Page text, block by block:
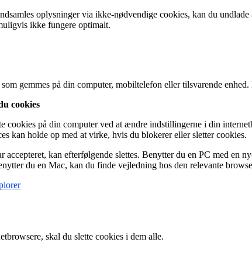
oplysninger via ikke-nødvendige cookies, kan du
ikke fungere optimalt.
gemmes på din computer, mobiltelefon eller tilsvarende
cookies
cookies på din computer ved at ændre indstillingerne i din
kan holde op med at virke, hvis du blokerer eller sletter cookies.
accepteret, kan efterfølgende slettes. Benytter du en PC med
du en Mac, kan du finde vejledning hos den relevante
skal du slette cookies i dem alle.